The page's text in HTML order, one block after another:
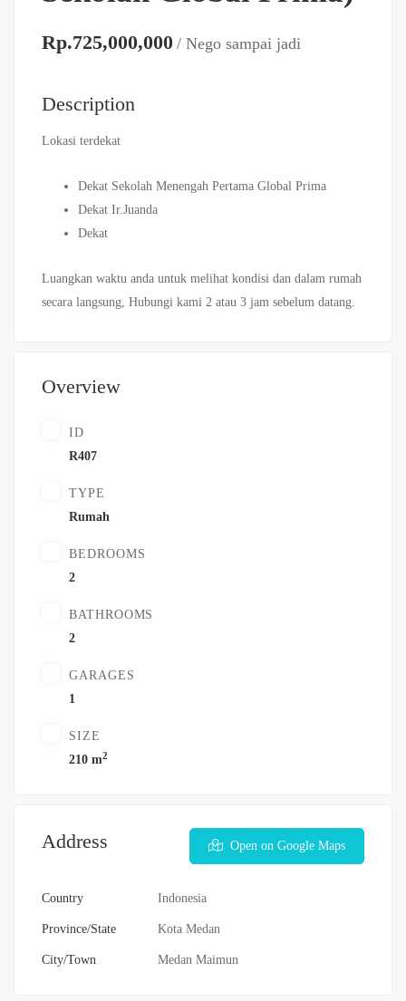
Rp.725,000,000 / Nego sampai jadi
Description
Lokasi terdekat
Dekat Sekolah Menengah Pertama Global Prima
Dekat Ir.Juanda
Dekat
Luangkan waktu anda untuk melihat kondisi dan dalam rumah
secara langsung, Hubungi kami 2 atau 3 jam sebelum datang.
Overview
ID
R407
TYPE
Rumah
BEDROOMS
2
BATHROOMS
2
GARAGES
1
SIZE
210 m2
Address Open on Google Maps
Country Indonesia
Province/State Kota Medan
City/Town Medan Maimun